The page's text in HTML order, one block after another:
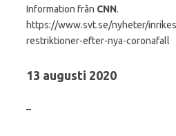
Information från CNN.
https://www.svt.se/nyheter/
restriktioner-efter-nya-coronafall
13 augusti 2020
–